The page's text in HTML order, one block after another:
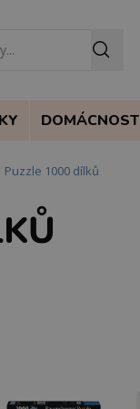
DOMÁCNOST
Puzzle 1000 dílků